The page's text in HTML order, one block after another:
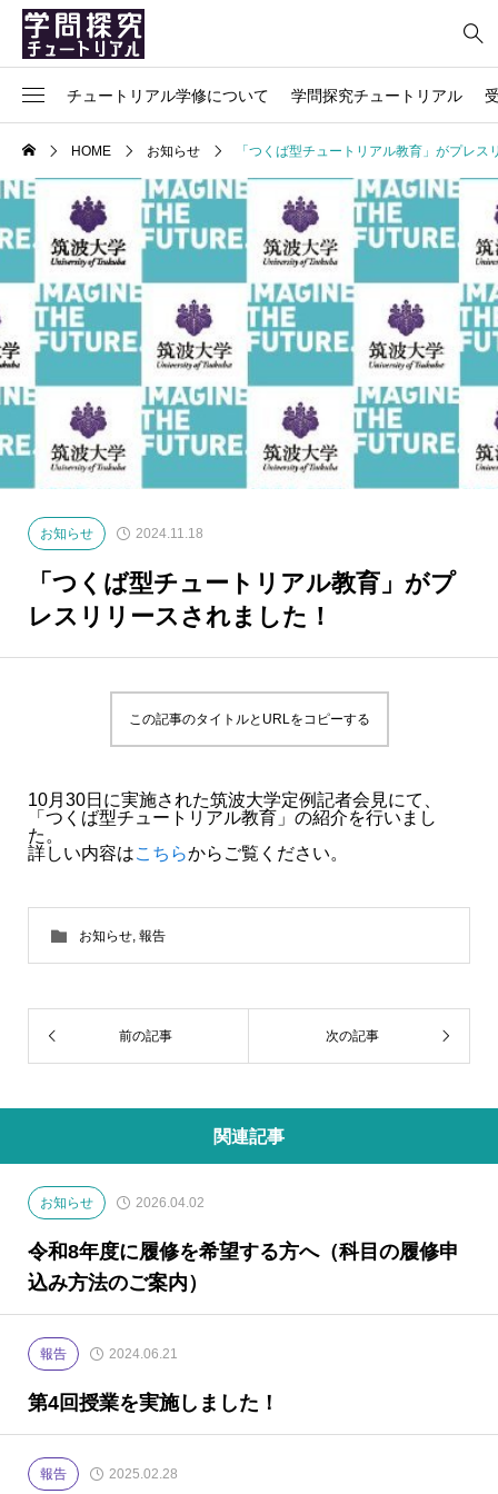
チュートリアル学修について 学問探究チュートリアル
ごあいさつ
概要、導入の背景、目的
チュートリアル学修のプロセス
科目の説明
シラバス
授業関係の連絡
ポートフォリオについて
チュートリアルの本棚
関係リンク集
担当教員からのメッセージ
インタビュー
参加者の声
よくある質問
プライバシーポリシー
お問い合わせ
HOME お知らせ 「つくば型チュートリアル教育」がプレス
お知らせ 2024.11.18
「つくば型チュートリアル教育」がプ
レスリリースされました！
この記事のタイトルとURLをコピーする
10月30日に実施された筑波大学定例記者会見にて、
「つくば型チュートリアル教育」の紹介を行いまし
た。
詳しい内容はこちらからご覧ください。
お知らせ, 報告
前の記事 次の記事
関連記事
お知らせ 2026.04.02
令和8年度に履修を希望する方へ（科目の履修申
込み方法のご案内）
報告 2024.06.21
第4回授業を実施しました！
報告 2025.02.28